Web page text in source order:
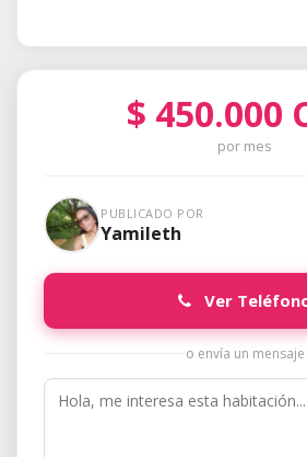
$ 450.000
por mes
PUBLICADO POR
Yamileth
Ver
o envía un mensaje